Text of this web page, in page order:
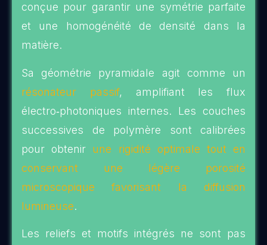
conçue pour garantir une symétrie parfaite
et une homogénéité de densité dans la
matière.
Sa géométrie pyramidale agit comme un
résonateur passif, amplifiant les flux
électro‑photoniques internes. Les couches
successives de polymère sont calibrées
pour obtenir une rigidité optimale tout en
conservant une légère porosité
microscopique favorisant la diffusion
lumineuse.
Les reliefs et motifs intégrés ne sont pas